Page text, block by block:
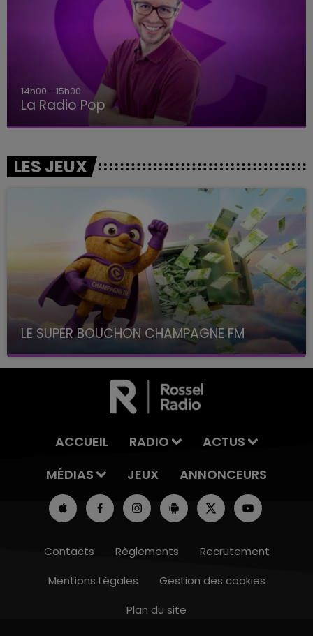
10h00 - 14h00
14h00 - 15h00
La Radio Pop
LES JEUX
LE SUPER BOUCHON CHAMPAGNE FM
avec La Famille Champagne FM, à 8H10
ACCUEIL RADIO
ACTUS
MÉDIAS
JEUX ANNONCEURS
Contacts Règlements
Recrutement
Mentions Légales
Gestion des cookies
Plan du site